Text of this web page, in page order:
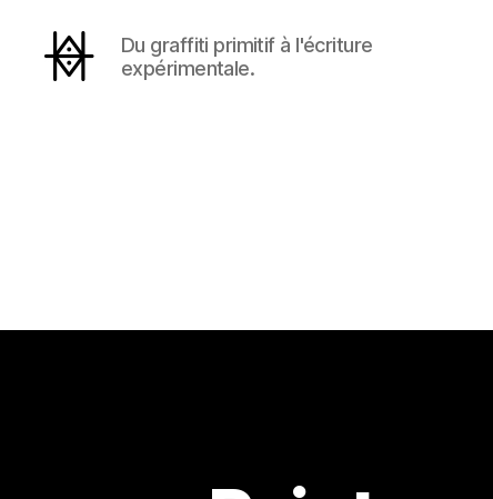
Du graffiti primitif à l'écriture
expérimentale.